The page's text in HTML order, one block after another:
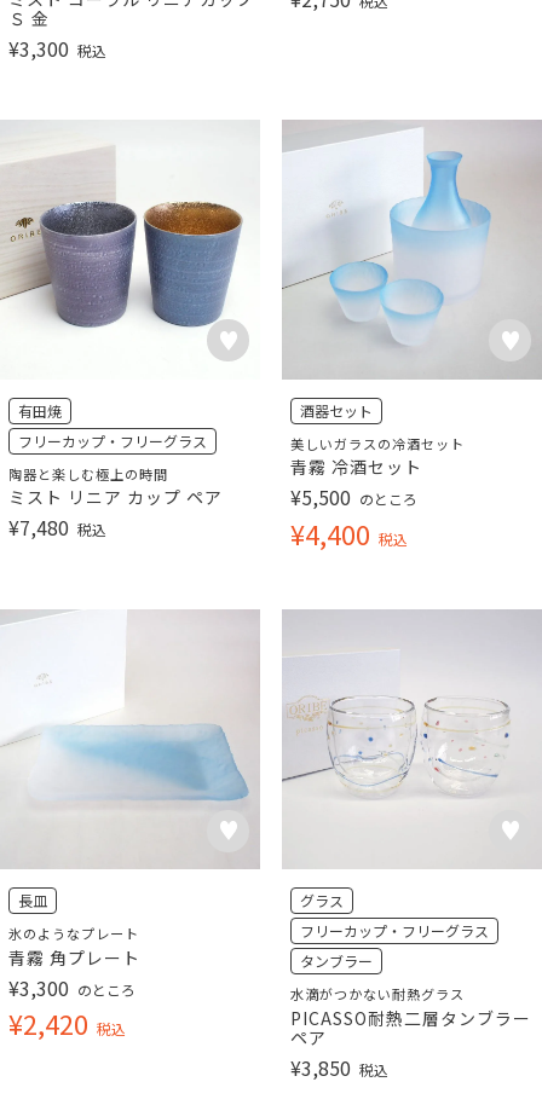
Ｓ 金
¥3,300 税込
有田焼
フリーカップ・フリーグラス
陶器と楽しむ極上の時間
ミスト リニア カップ ペア
¥7,480 税込
酒器セット
美しいガラスの冷酒セット
青霧 冷酒セット
¥5,500 のところ
¥4,400 税込
長皿
氷のようなプレート
青霧 角プレート
¥3,300 のところ
¥2,420 税込
グラス
フリーカップ・フリーグラス
タンブラー
水滴がつかない耐熱グラス
PICASSO耐熱二層タンブラー
ペア
¥3,850 税込